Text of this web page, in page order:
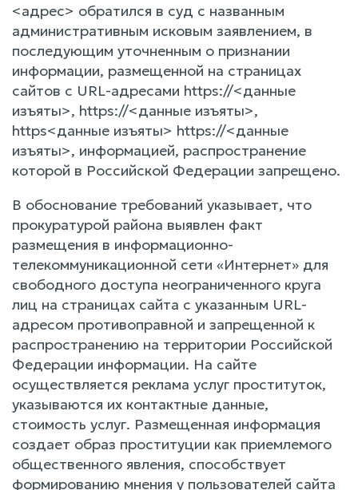
<адрес> обратился в суд с названным
административным исковым заявлением, в
последующим уточненным о признании
информации, размещенной на страницах
сайтов с URL-адресами https://<данные
изъяты>, https://<данные изъяты>,
https<данные изъяты> https://<данные
изъяты>, информацией, распространение
которой в Российской Федерации запрещено.
В обоснование требований указывает, что
прокуратурой района выявлен факт
размещения в информационно-
телекоммуникационной сети «Интернет» для
свободного доступа неограниченного круга
лиц на страницах сайта с указанным URL-
адресом противоправной и запрещенной к
распространению на территории Российской
Федерации информации. На сайте
осуществляется реклама услуг проституток,
указываются их контактные данные,
стоимость услуг. Размещенная информация
создает образ проституции как приемлемого
общественного явления, способствует
формированию мнения у пользователей сайта